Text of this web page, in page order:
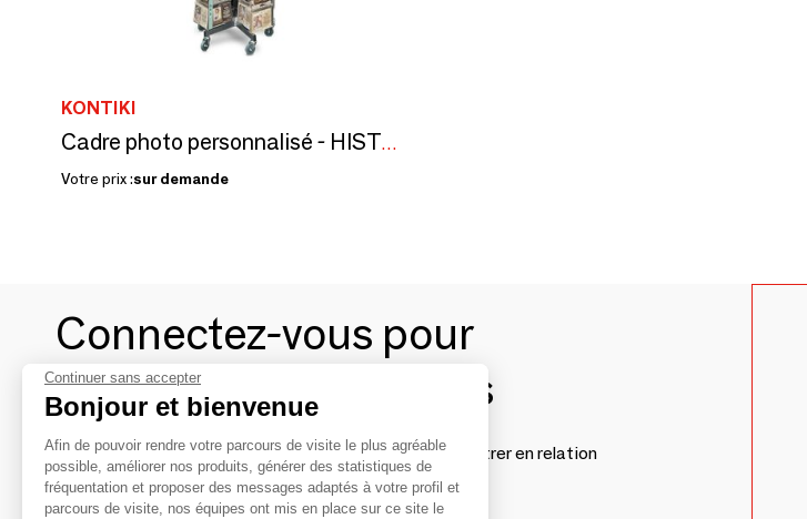
KONTIKI
Cadre photo personnalisé - HISTORY & HERALDRY
Votre prix :sur demande
Connectez-vous pour
contacter les marques
Afin de profiter au mieux de l'expérience MOM et de rentrer en relation
avec vos marques préférées, créez-vous un compte.
Continuer sans accepter
Bonjour et bienvenue
Afin de pouvoir rendre votre parcours de visite le plus agréable
possible, améliorer nos produits, générer des statistiques de
fréquentation et proposer des messages adaptés à votre profil et
parcours de visite, nos équipes ont mis en place sur ce site le